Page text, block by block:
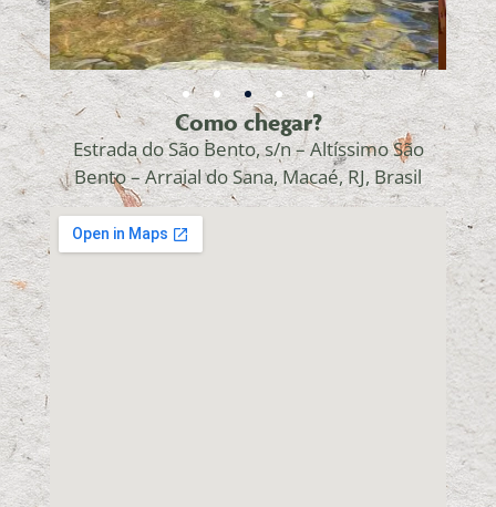
Como chegar?
Estrada do São Bento, s/n – Altíssimo São
Bento – Arraial do Sana, Macaé, RJ, Brasil